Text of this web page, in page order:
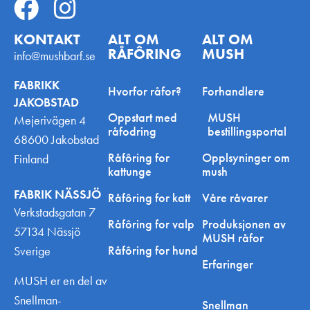
KONTAKT
info@mushbarf.se
FABRIKK
JAKOBSTAD
Mejerivägen 4
68600 Jakobstad
Finland
FABRIK NÄSSJÖ
Verkstadsgatan 7
57134 Nässjö
Sverige
MUSH er en del av
Snellman-
ALT OM
RÅFÔRING
Hvorfor råfor?
Oppstart med
råfodring
Råfôring for
kattunge
Råfôring for katt
Råfôring for valp
Råfôring for hund
ALT OM
MUSH
Forhandlere
MUSH
bestillingsportal
Opplsyninger om
mush
Våre råvarer
Produksjonen av
MUSH råfor
Erfaringer
Snellman